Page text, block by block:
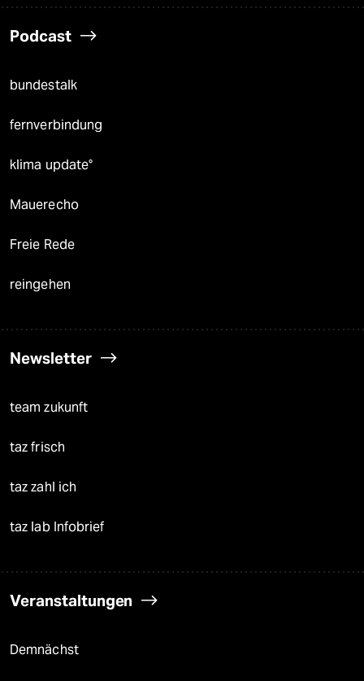
Podcast
bundestalk
fernverbindung
klima update°
Mauerecho
Freie Rede
reingehen
Newsletter
team zukunft
taz frisch
taz zahl ich
taz lab Infobrief
Veranstaltungen
Demnächst